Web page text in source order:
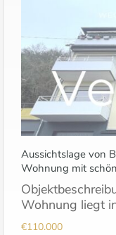
Aussichtslage von
Wohnung mit
Wohnung liegt
€110.000